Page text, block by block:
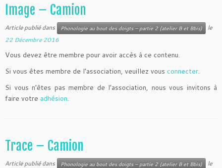
Image – Camion
Article publié dans Phonologie au bout des doigts – partie 2 (atelier B et Bbis)
le
22 Décembre 2016
Vous devez être membre pour avoir accès à ce contenu.
Si vous êtes membre de l’association, veuillez vous connecter.
Si vous n’êtes pas membre de l’association, nous vous invitons à
faire votre adhésion.
Trace – Camion
Article publié dans Phonologie au bout des doigts – partie 2 (atelier B et Bbis)
le